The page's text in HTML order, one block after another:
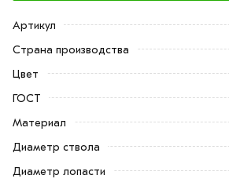
Артикул
Страна производства
Цвет
ГОСТ
Материал
Диаметр ствола
Диаметр лопасти